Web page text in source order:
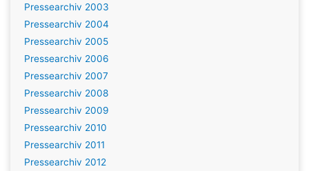
Pressearchiv 2003
Pressearchiv 2004
Pressearchiv 2005
Pressearchiv 2006
Pressearchiv 2007
Pressearchiv 2008
Pressearchiv 2009
Pressearchiv 2010
Pressearchiv 2011
Pressearchiv 2012